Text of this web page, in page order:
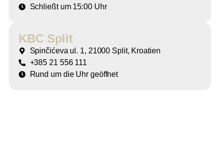
Schließt um 15:00 Uhr
KBC Split
Spinčićeva ul. 1, 21000 Split, Kroatien
+385 21 556 111
Rund um die Uhr geöffnet